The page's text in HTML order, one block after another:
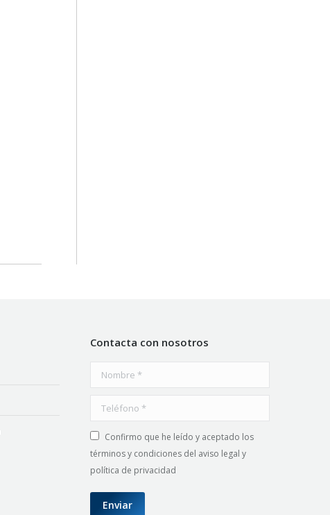
Contacta con nosotros
Nombre *
Teléfono *
Confirmo que he leído y aceptado los
términos y condiciones del aviso legal y
política de privacidad
Enviar